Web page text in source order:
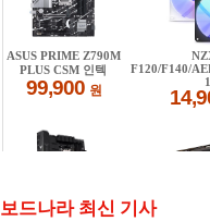
보드나라 최신 기사